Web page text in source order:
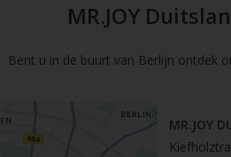
MR.JOY
Bent u in de buurt van Berlijn ontdek
MR.JOY